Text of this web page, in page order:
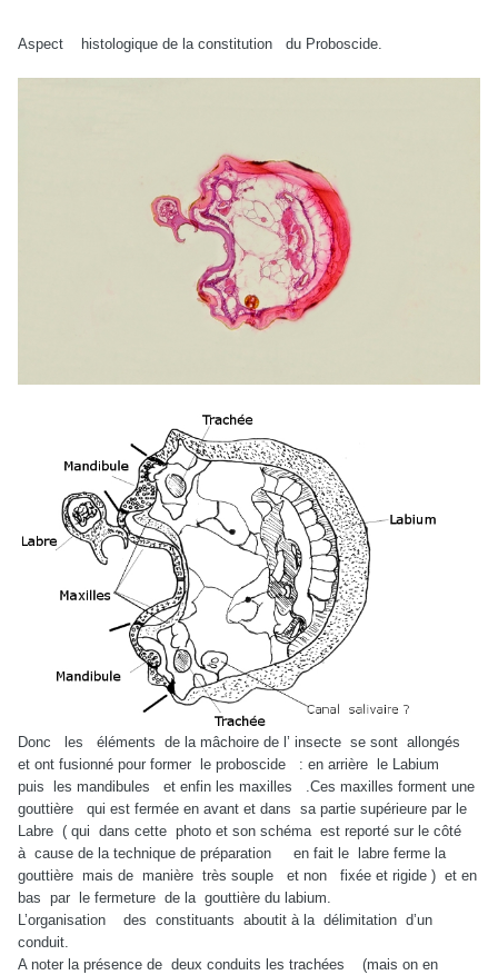
Aspect histologique de la constitution du Proboscide.
Donc les éléments de la mâchoire de l’ insecte se sont allongés
et ont fusionné pour former le proboscide : en arrière le Labium
puis les mandibules et enfin les maxilles .Ces maxilles forment une
gouttière qui est fermée en avant et dans sa partie supérieure par le
Labre ( qui dans cette photo et son schéma est reporté sur le côté
à cause de la technique de préparation en fait le labre ferme la
gouttière mais de manière très souple et non fixée et rigide ) et en
bas par le fermeture de la gouttière du labium.
L’organisation des constituants aboutit à la délimitation d’un
conduit.
A noter la présence de deux conduits les trachées (mais on en